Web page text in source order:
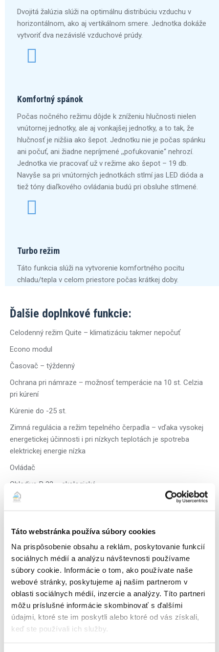
Táto webstránka používa súbory cookies
Na prispôsobenie obsahu a reklám, poskytovanie funkcií
sociálnych médií a analýzu návštevnosti používame
súbory cookie. Informácie o tom, ako používate naše
webové stránky, poskytujeme aj našim partnerom v
oblasti sociálnych médií, inzercie a analýzy. Títo partneri
môžu príslušné informácie skombinovať s ďalšími
údajmi, ktoré ste im poskytli alebo ktoré od vás získali,
keď ste používali ich služby.
Dvojitá žalúzia slúži na optimálnu distribúciu vzduchu v
horizontálnom, ako aj vertikálnom smere. Jednotka dokáže
vytvoriť dva nezávislé vzduchové prúdy.
Komfortný spánok
Počas nočného režimu dôjde k zníženiu hlučnosti nielen
vnútornej jednotky, ale aj vonkajšej jednotky, a to tak, že
hlučnosť je nižšia ako šepot. Jednotku nie je počas spánku
ani počuť, ani žiadne nepríjmené ,,pofukovanie“ nehrozí.
Jednotka vie pracovať už v režime ako šepot – 19 db.
Navyše sa pri vnútorných jednotkách stlmí jas LED dióda a
tiež tóny diaľkového ovládania budú pri obsluhe stlmené.
Turbo režim
Táto funkcia slúži na vytvorenie komfortného pocitu
chladu/tepla v celom priestore počas krátkej doby.
Ďalšie doplnkové funkcie:
Celodenný režim Quite – klimatizáciu takmer nepočuť
Econo modul
Časovač – týždenný
Ochrana pri námraze – možnosť temperácie na 10 st. Celzia
pri kúrení
Kúrenie do -25 st.
Zimná regulácia a režim tepelného čerpadla – vďaka vysokej
energetickej účinnosti i pri nízkych teplotách je spotreba
elektrickej energie nízka
Ovládač
Chladivo R 32 – ekologické
Montáž obsahuje:
zariadenia a materiálu vrátane elektrického dopojenia na
(vrátane vákuovania, tlakovej skúšky podtlakom, spustenia
zariadenia do prevádzky, skúšky funkčnosti, zaučenia
základnej obsluhy, manuál v papierovej/elektronickej podobe a
vystavenie záručného a montážneho listu). Samozrejmosťou
sú drobné vysprávky muriva dosádrovaním, zapenenie
otvorov montážnou penou, vysávanie profi vysávačom počas
vŕtania otvorov pre minimalizovanie prašnosti, odstránenie
prípadných nečistôt a odpadu po montáži,